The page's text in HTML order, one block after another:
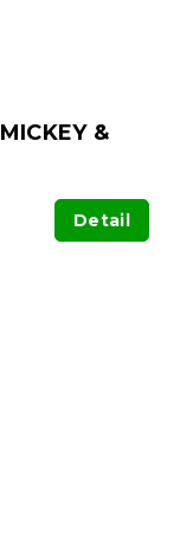
&
Detail